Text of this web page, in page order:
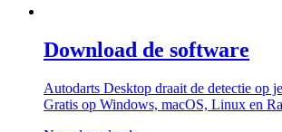
Download de software
Autodarts Desktop draait de detectie op
Gratis op Windows, macOS, Linux en